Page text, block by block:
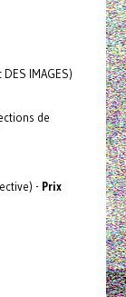
IMAGES)
de
- Prix